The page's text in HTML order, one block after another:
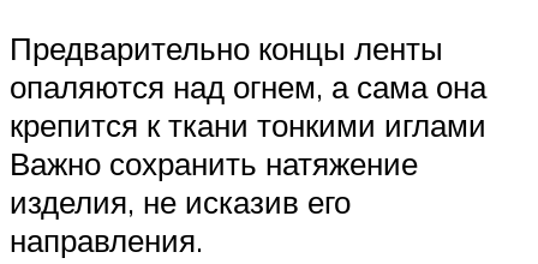
Предварительно концы ленты
опаляются над огнем, а сама она
крепится к ткани тонкими иглами
Важно сохранить натяжение
изделия, не исказив его
направления.